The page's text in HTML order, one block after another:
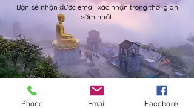
Bạn sẽ nhận được email xác nhận trong thời gian
sớm nhất.
Phone Email Facebook